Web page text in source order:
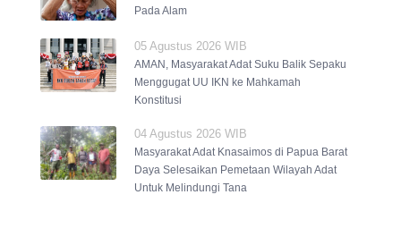
Pada Alam
05 Agustus 2026 WIB
AMAN, Masyarakat Adat Suku Balik Sepaku
Menggugat UU IKN ke Mahkamah
Konstitusi
04 Agustus 2026 WIB
Masyarakat Adat Knasaimos di Papua Barat
Daya Selesaikan Pemetaan Wilayah Adat
Untuk Melindungi Tana